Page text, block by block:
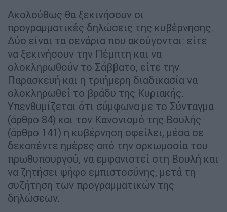
Ακολούθως θα ξεκινήσουν οι
προγραμματικές δηλώσεις της κυβέρνησης.
Δύο είναι τα σενάρια που ακούγονται: είτε
να ξεκινήσουν την Πέμπτη και να
ολοκληρωθούν το Σάββατο, είτε την
Παρασκευή και η τριήμερη διαδικασία να
ολοκληρωθεί το βράδυ της Κυριακής.
Υπενθυμίζεται ότι σύμφωνα με το Σύνταγμα
(άρθρο 84) και τον Κανονισμό της Βουλής
(άρθρο 141) η κυβέρνηση οφείλει, μέσα σε
δεκαπέντε ημέρες από την ορκωμοσία του
πρωθυπουργού, να εμφανιστεί στη Βουλή και
να ζητήσει ψήφο εμπιστοσύνης, μετά τη
συζήτηση των προγραμματικών της
δηλώσεων.